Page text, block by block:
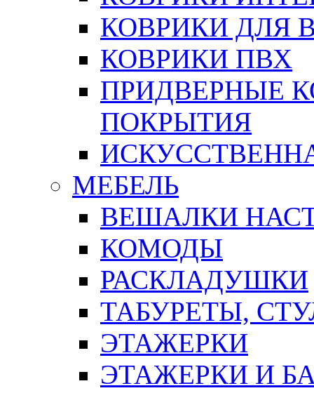
КОВРИКИ ДЛЯ
КОВРИКИ ПВХ
ПРИДВЕРНЫЕ
ПОКРЫТИЯ
МЕБЕЛЬ
ВЕШАЛКИ
КОМОДЫ
РАСКЛАДУШКИ
ТАБУРЕТЫ,
ЭТАЖЕРКИ
ЭТАЖЕРКИ И